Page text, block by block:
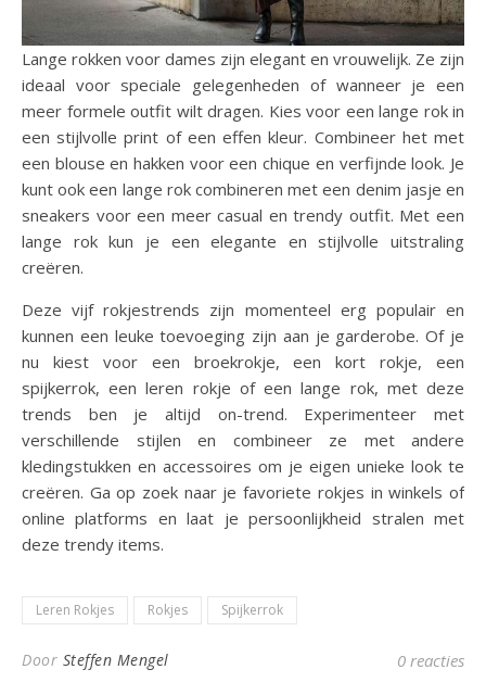
Lange rokken voor dames zijn elegant en vrouwelijk. Ze zijn
ideaal voor speciale gelegenheden of wanneer je een
meer formele outfit wilt dragen. Kies voor een lange rok in
een stijlvolle print of een effen kleur. Combineer het met
een blouse en hakken voor een chique en verfijnde look. Je
kunt ook een lange rok combineren met een denim jasje en
sneakers voor een meer casual en trendy outfit. Met een
lange rok kun je een elegante en stijlvolle uitstraling
creëren.
Deze vijf rokjestrends zijn momenteel erg populair en
kunnen een leuke toevoeging zijn aan je garderobe. Of je
nu kiest voor een broekrokje, een kort rokje, een
spijkerrok, een leren rokje of een lange rok, met deze
trends ben je altijd on-trend. Experimenteer met
verschillende stijlen en combineer ze met andere
kledingstukken en accessoires om je eigen unieke look te
creëren. Ga op zoek naar je favoriete rokjes in winkels of
online platforms en laat je persoonlijkheid stralen met
deze trendy items.
Leren Rokjes Rokjes Spijkerrok
Door Steffen Mengel 0 reacties